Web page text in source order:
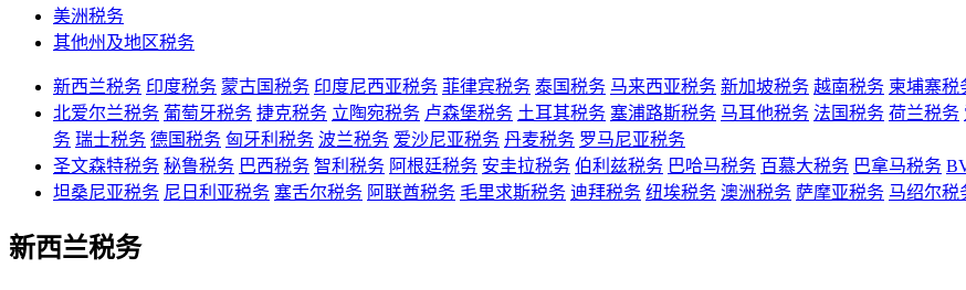
美洲税务
其他州及地区税务
新西兰税务 印度税务 蒙古国税务 印度尼西亚税务 菲律宾税务 泰国税务 马来西亚税务 新加坡税务 越南税务 柬埔寨税
北爱尔兰税务 葡萄牙税务 捷克税务 立陶宛税务 卢森堡税务 土耳其税务 塞浦路斯税务 马耳他税务 法国税务 荷兰税务
务 瑞士税务 德国税务 匈牙利税务 波兰税务 爱沙尼亚税务 丹麦税务 罗马尼亚税务
圣文森特税务 秘鲁税务 巴西税务 智利税务 阿根廷税务 安圭拉税务 伯利兹税务 巴哈马税务 百慕大税务 巴拿马税务
坦桑尼亚税务 尼日利亚税务 塞舌尔税务 阿联酋税务 毛里求斯税务 迪拜税务 纽埃税务 澳洲税务 萨摩亚税务 马绍尔税
新西兰税务